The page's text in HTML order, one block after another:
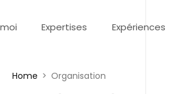
Expertises Expériences
Home Organisation